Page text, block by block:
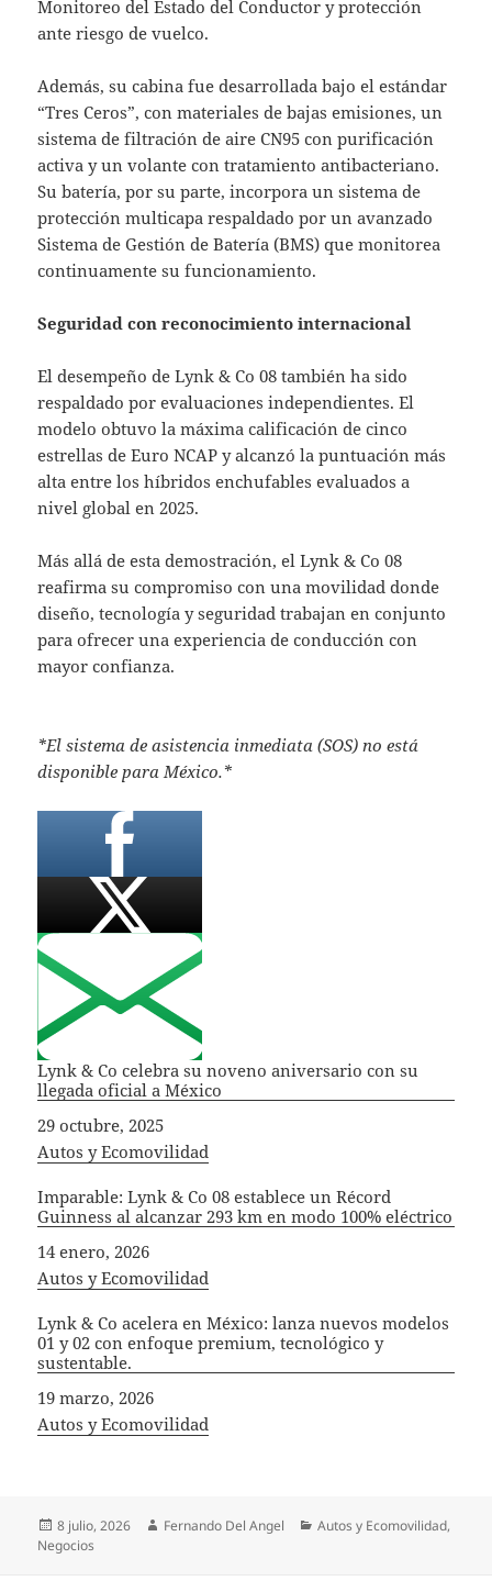
Monitoreo del Estado del Conductor y protección
ante riesgo de vuelco.
Además, su cabina fue desarrollada bajo el estándar
“Tres Ceros”, con materiales de bajas emisiones, un
sistema de filtración de aire CN95 con purificación
activa y un volante con tratamiento antibacteriano.
Su batería, por su parte, incorpora un sistema de
protección multicapa respaldado por un avanzado
Sistema de Gestión de Batería (BMS) que monitorea
continuamente su funcionamiento.
Seguridad con reconocimiento internacional
El desempeño de Lynk & Co 08 también ha sido
respaldado por evaluaciones independientes. El
modelo obtuvo la máxima calificación de cinco
estrellas de Euro NCAP y alcanzó la puntuación más
alta entre los híbridos enchufables evaluados a
nivel global en 2025.
Más allá de esta demostración, el Lynk & Co 08
reafirma su compromiso con una movilidad donde
diseño, tecnología y seguridad trabajan en conjunto
para ofrecer una experiencia de conducción con
mayor confianza.
*El sistema de asistencia inmediata (SOS) no está
disponible para México.*
Lynk & Co celebra su noveno aniversario con su
llegada oficial a México
Fecha
29 octubre, 2025
In relation to
Autos y Ecomovilidad
Imparable: Lynk & Co 08 establece un Récord
Guinness al alcanzar 293 km en modo 100% eléctrico
Fecha
14 enero, 2026
In relation to
Autos y Ecomovilidad
Lynk & Co acelera en México: lanza nuevos modelos
01 y 02 con enfoque premium, tecnológico y
sustentable.
Fecha
19 marzo, 2026
In relation to
Autos y Ecomovilidad
Publicado
el
8 julio, 2026 Autor
Fernando Del Angel Categorías
Autos y Ecomovilidad,
Negocios